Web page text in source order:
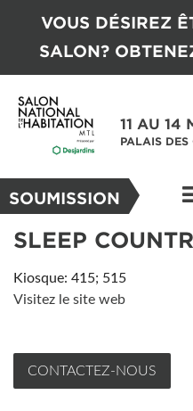
VOUS DÉSIREZ
SALON?
11 AU 14
PALAIS DES
SOUMISSION
SLEEP
Kiosque: 415; 515
Visitez le site web
CONTACTEZ-NOUS